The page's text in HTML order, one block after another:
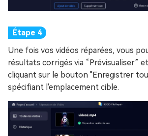
Une fois vos vidéos réparées, vous
résultats corrigés via “Prévisualiser”
cliquant sur le bouton "Enregistrer
spécifiant l'emplacement cible.